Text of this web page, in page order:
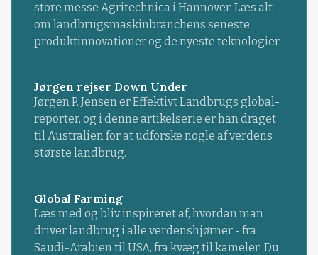
store messe Agritechnica i Hannover. Læs alt
om landbrugsmaskinbranchens seneste
produktinnovationer og de nyeste teknologier.
Jørgen rejser Down Under
Jørgen P. Jensen er Effektivt Landbrugs global-
reporter, og i denne artikelserie er han draget
til Australien for at udforske nogle af verdens
største landbrug.
Global Farming
Læs med og bliv inspireret af, hvordan man
driver landbrug i alle verdenshjørner - fra
Saudi-Arabien til USA, fra kvæg til kameler: Du